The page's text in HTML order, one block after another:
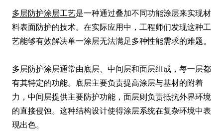
多层防护涂层工艺是一种通过叠加不同功能涂层来实现材
料表面防护的技术。在实际应用中，工程师们发现这种工
艺能够有效解决单一涂层无法满足多种性能需求的难题。
多层防护涂层通常由底层、中间层和面层组成，每一层都
有其特定的功能。底层主要负责提高涂层与基材的附着
力，中间层提供主要防护功能，面层则负责抵抗外界环境
的直接侵蚀。这种结构设计使得涂层系统在复杂环境中表
现出色。